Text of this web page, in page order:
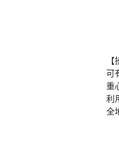
可
重
利
全